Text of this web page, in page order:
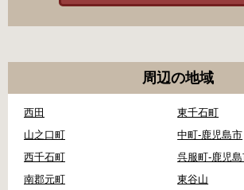
周辺の地域
西田
東千石町
山之口町
中町-鹿児島市
西千石町
呉服町-鹿児
南郡元町
東谷山